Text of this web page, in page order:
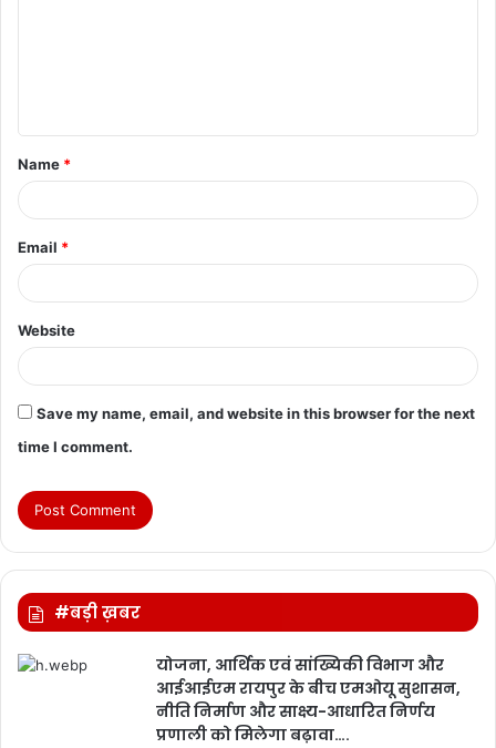
t
*
Name *
Email *
Website
Save my name, email, and website in this browser for the next
time I comment.
#बड़ी ख़बर
योजना, आर्थिक एवं सांख्यिकी विभाग और
आईआईएम रायपुर के बीच एमओयू सुशासन,
नीति निर्माण और साक्ष्य-आधारित निर्णय
प्रणाली को मिलेगा बढ़ावा….